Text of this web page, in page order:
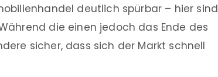
deutlich spürbar – hier sind
die einen jedoch das Ende des
sicher, dass sich der Markt schnell